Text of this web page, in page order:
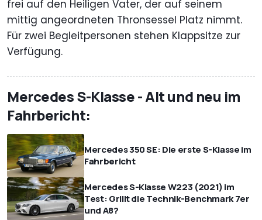
frei auf den Heiligen Vater, der auf seinem
mittig angeordneten Thronsessel Platz nimmt.
Für zwei Begleitpersonen stehen Klappsitze zur
Verfügung.
Mercedes S-Klasse - Alt und neu im
Fahrbericht:
Mercedes 350 SE: Die erste S-Klasse im
Fahrbericht
Mercedes S-Klasse W223 (2021) im
Test: Grillt die Technik-Benchmark 7er
und A8?